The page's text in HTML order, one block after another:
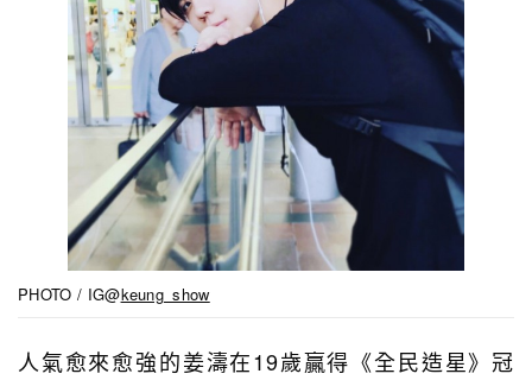
PHOTO / IG@keung_show
人氣愈來愈強的姜濤在19歲贏得《全民造星》冠